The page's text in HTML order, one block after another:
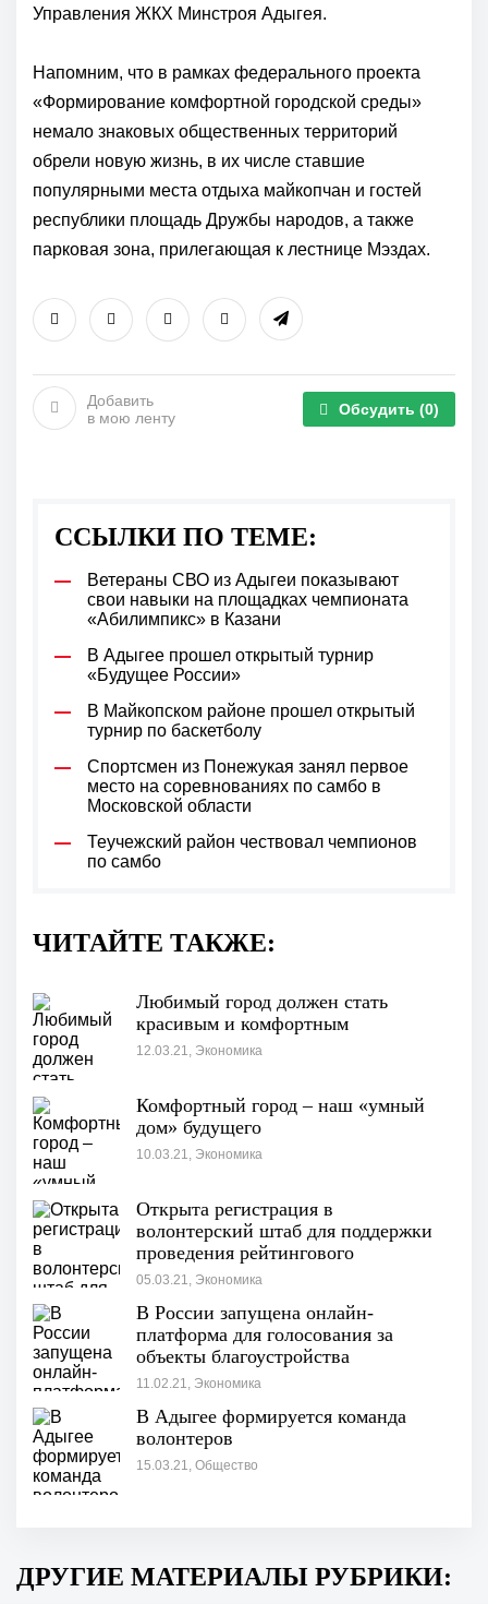
Управления ЖКХ Минстроя Адыгея.
Напомним, что в рамках федерального проекта
«Формирование комфортной городской среды»
немало знаковых общественных территорий
обрели новую жизнь, в их числе ставшие
популярными места отдыха майкопчан и гостей
республики площадь Дружбы народов, а также
парковая зона, прилегающая к лестнице Мэздах.
Добавить
в мою ленту
Обсудить (0)
ССЫЛКИ ПО ТЕМЕ:
Ветераны СВО из Адыгеи показывают
свои навыки на площадках чемпионата
«Абилимпикс» в Казани
В Адыгее прошел открытый турнир
«Будущее России»
В Майкопском районе прошел открытый
турнир по баскетболу
Спортсмен из Понежукая занял первое
место на соревнованиях по самбо в
Московской области
Теучежский район чествовал чемпионов
по самбо
ЧИТАЙТЕ ТАКЖЕ:
Любимый город должен стать
красивым и комфортным
12.03.21, Экономика
Комфортный город – наш «умный
дом» будущего
10.03.21, Экономика
Открыта регистрация в
волонтерский штаб для поддержки
проведения рейтингового
голосования
05.03.21, Экономика
В России запущена онлайн-
платформа для голосования за
объекты благоустройства
11.02.21, Экономика
В Адыгее формируется команда
волонтеров
15.03.21, Общество
ДРУГИЕ МАТЕРИАЛЫ РУБРИКИ: